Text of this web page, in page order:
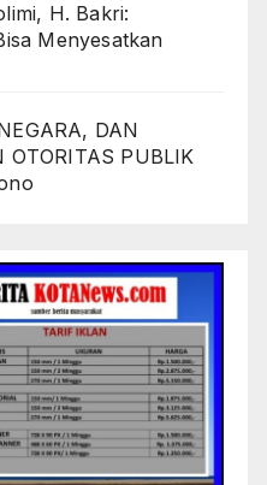
H. Bakri:
Menyesatkan
DAN
PUBLIK